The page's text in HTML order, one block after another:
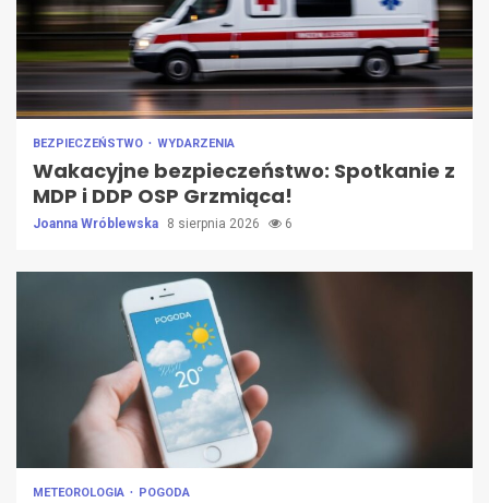
BEZPIECZEŃSTWO WYDARZENIA
Wakacyjne bezpieczeństwo: Spotkanie z
MDP i DDP OSP Grzmiąca!
Joanna Wróblewska 8 sierpnia 2026 6
METEOROLOGIA POGODA